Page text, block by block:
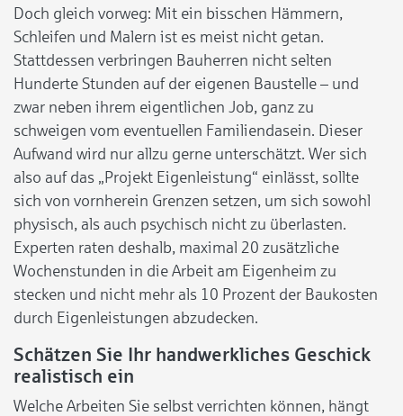
Doch gleich vorweg: Mit ein bisschen Hämmern,
Schleifen und Malern ist es meist nicht getan.
Stattdessen verbringen Bauherren nicht selten
Hunderte Stunden auf der eigenen Baustelle – und
zwar neben ihrem eigentlichen Job, ganz zu
schweigen vom eventuellen Familiendasein. Dieser
Aufwand wird nur allzu gerne unterschätzt. Wer sich
also auf das „Projekt Eigenleistung“ einlässt, sollte
sich von vornherein Grenzen setzen, um sich sowohl
physisch, als auch psychisch nicht zu überlasten.
Experten raten deshalb, maximal 20 zusätzliche
Wochenstunden in die Arbeit am Eigenheim zu
stecken und nicht mehr als 10 Prozent der Baukosten
durch Eigenleistungen abzudecken.
Schätzen Sie Ihr handwerkliches Geschick
realistisch ein
Welche Arbeiten Sie selbst verrichten können, hängt